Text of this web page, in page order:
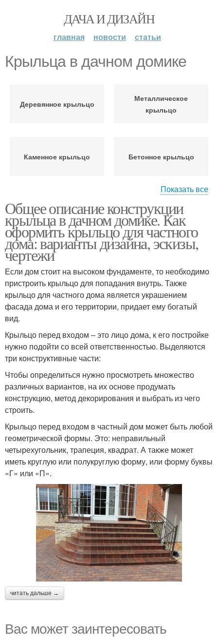
ДАЧА И ДИЗАЙН
главная новости статьи
Крыльца в дачном домике
Деревянное крыльцо
Металлическое
крыльцо
Каменное крыльцо Бетонное крыльцо
Крыльцо из металла Крыльцо из кирпича
Крыльцо перед домом
Показать все
Общее описание конструкции
крыльца в дачном домике. Как
оформить крыльцо для частного
дома: варианты дизайна, эскизы,
чертежи
Если дом стоит на высоком фундаменте, то необходимо
пристроить крыльцо для попадания внутрь. Также
крыльцо для частного дома является украшением
фасада дома и его территории, придает ему богатый
вид.
Крыльцо перед входом – это лицо дома, к его постройке
нужно подойти со всей ответственностью. Выделяются
три конструктивные части:
Чтобы определиться нужно просмотреть множество
различных вариантов, на их основе продумать
конструкцию, метод декорирования и выбрать из чего
строить.
Крыльцо перед входом в частный дом может быть любой
геометрической формы. Это: неправильный
четырехугольник, трапеция, квадрат. А также может
иметь круглую или полукруглую форму, или форму буквы
«Г» или «П».
читать дальше →
Вас может заинтересовать